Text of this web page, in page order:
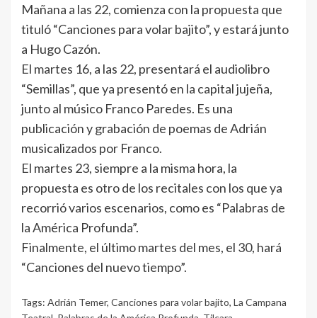
Mañana a las 22, comienza con la propuesta que
tituló “Canciones para volar bajito”, y estará junto
a Hugo Cazón.
El martes 16, a las 22, presentará el audiolibro
“Semillas”, que ya presentó en la capital jujeña,
junto al músico Franco Paredes. Es una
publicación y grabación de poemas de Adrián
musicalizados por Franco.
El martes 23, siempre a la misma hora, la
propuesta es otro de los recitales con los que ya
recorrió varios escenarios, como es “Palabras de
la América Profunda”.
Finalmente, el último martes del mes, el 30, hará
“Canciones del nuevo tiempo”.
Tags: Adrián Temer, Canciones para volar bajito, La Campana